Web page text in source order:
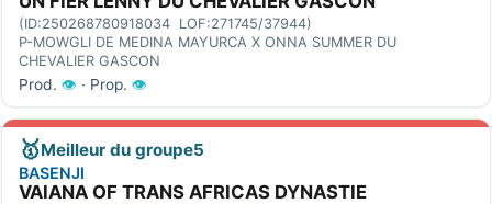
(ID:250268780918034 LOF:271745/37944)
P-MOWGLI DE MEDINA MAYURCA X ONNA SUMMER DU
CHEVALIER GASCON
Prod. 👁 · Prop. 👁
🥇Meilleur du groupe5
BASENJI
VAIANA OF TRANS AFRICAS DYNASTIE